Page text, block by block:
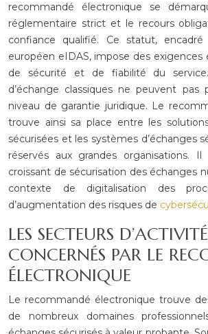
recommandé électronique se
réglementaire strict et le recours
confiance qualifié. Ce statut,
européen eIDAS, impose des exigences
de sécurité et de fiabilité du
d’échange classiques ne peuvent pas
niveau de garantie juridique. Le
trouve ainsi sa place entre les
sécurisées et les systèmes d’échanges
réservés aux grandes organisations.
croissant de sécurisation des échanges
contexte de digitalisation des
d’augmentation des risques de
LES SECTEURS D’ACTIVITÉ
CONCERNÉS PAR LE
ÉLECTRONIQUE
Le recommandé électronique trouve
de nombreux domaines